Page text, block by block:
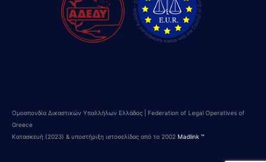
Ομοσπονδία Δικαστικών Υπαλλήλων Ελλάδος | Federation of Legal Operatives of
Greece
Κατασκευή (2023) & υποστήριξη ιστοσελίδας από το 2002 Madlink ™